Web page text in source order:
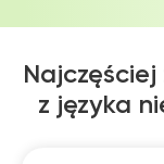
z języka